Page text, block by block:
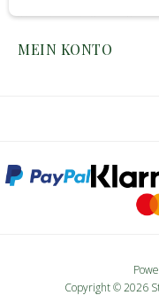
MEIN KONTO
Copyright © 2026